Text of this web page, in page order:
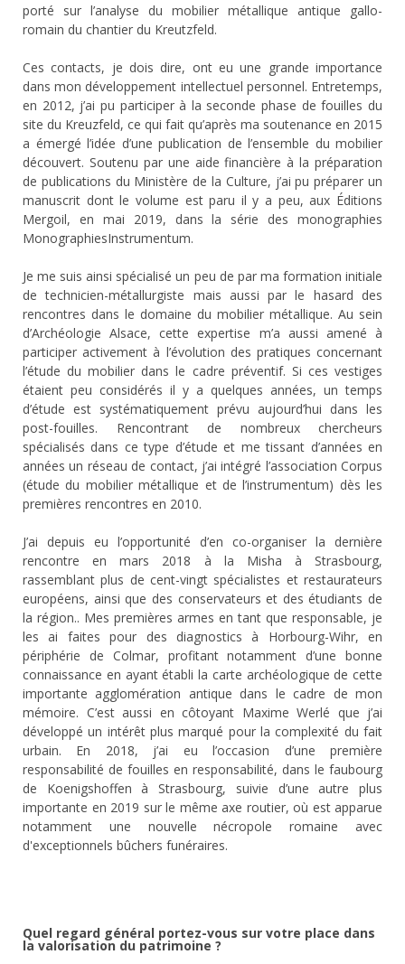
porté sur l’analyse du mobilier métallique antique gallo-
romain du chantier du Kreutzfeld.
Ces contacts, je dois dire, ont eu une grande importance
dans mon développement intellectuel personnel. Entretemps,
en 2012, j’ai pu participer à la seconde phase de fouilles du
site du Kreuzfeld, ce qui fait qu’après ma soutenance en 2015
a émergé l’idée d’une publication de l’ensemble du mobilier
découvert. Soutenu par une aide financière à la préparation
de publications du Ministère de la Culture, j’ai pu préparer un
manuscrit dont le volume est paru il y a peu, aux Éditions
Mergoil, en mai 2019, dans la série des monographies
MonographiesInstrumentum.
Je me suis ainsi spécialisé un peu de par ma formation initiale
de technicien-métallurgiste mais aussi par le hasard des
rencontres dans le domaine du mobilier métallique. Au sein
d’Archéologie Alsace, cette expertise m’a aussi amené à
participer activement à l’évolution des pratiques concernant
l’étude du mobilier dans le cadre préventif. Si ces vestiges
étaient peu considérés il y a quelques années, un temps
d’étude est systématiquement prévu aujourd’hui dans les
post-fouilles. Rencontrant de nombreux chercheurs
spécialisés dans ce type d’étude et me tissant d’années en
années un réseau de contact, j’ai intégré l’association Corpus
(étude du mobilier métallique et de l’instrumentum) dès les
premières rencontres en 2010.
J’ai depuis eu l’opportunité d’en co-organiser la dernière
rencontre en mars 2018 à la Misha à Strasbourg,
rassemblant plus de cent-vingt spécialistes et restaurateurs
européens, ainsi que des conservateurs et des étudiants de
la région.. Mes premières armes en tant que responsable, je
les ai faites pour des diagnostics à Horbourg-Wihr, en
périphérie de Colmar, profitant notamment d’une bonne
connaissance en ayant établi la carte archéologique de cette
importante agglomération antique dans le cadre de mon
mémoire. C’est aussi en côtoyant Maxime Werlé que j’ai
développé un intérêt plus marqué pour la complexité du fait
urbain. En 2018, j’ai eu l’occasion d’une première
responsabilité de fouilles en responsabilité, dans le faubourg
de Koenigshoffen à Strasbourg, suivie d’une autre plus
importante en 2019 sur le même axe routier, où est apparue
notamment une nouvelle nécropole romaine avec
d'exceptionnels bûchers funéraires.
Quel regard général portez-vous sur votre place dans
la valorisation du patrimoine ?